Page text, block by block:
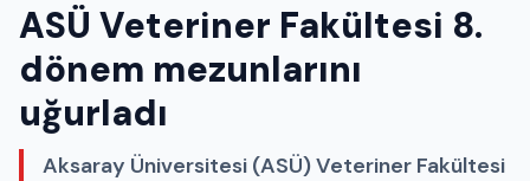
ASÜ Veteriner Fakültesi 8.
dönem mezunlarını
uğurladı
Aksaray Üniversitesi (ASÜ) Veteriner Fakültesi